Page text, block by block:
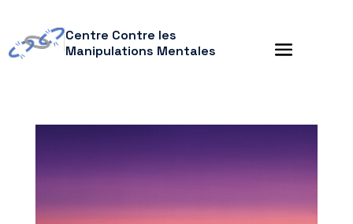
Centre Contre les
Manipulations Mentales